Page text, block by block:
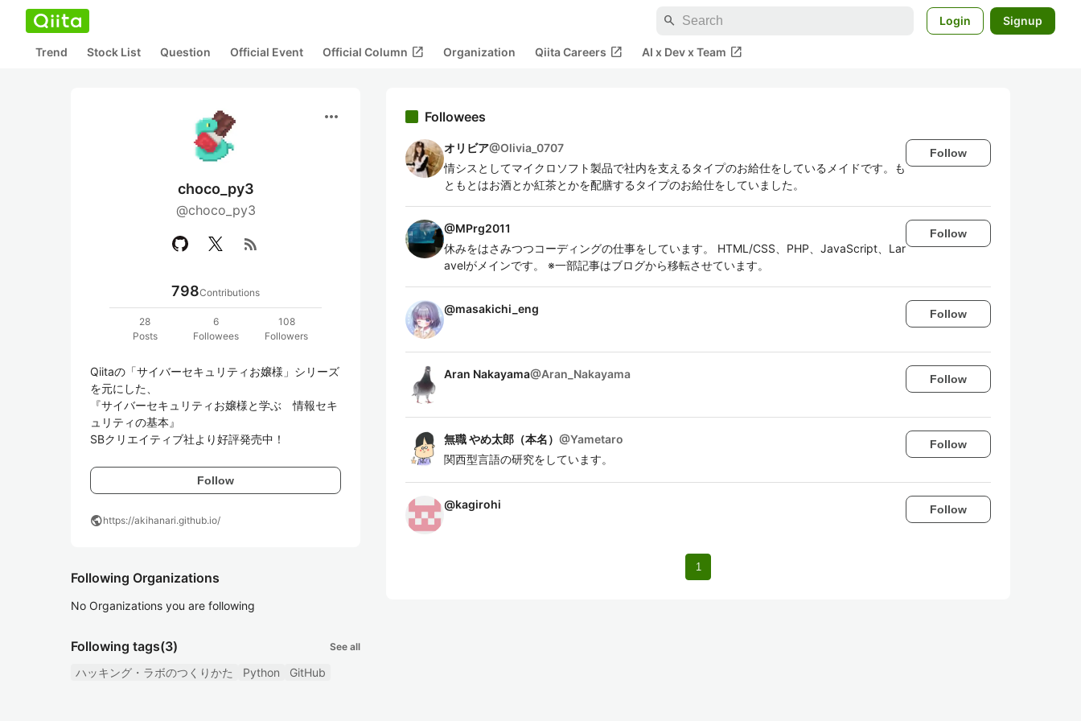
search Login Signup
Trend Stock List Question Official Event Official Column open_in_new Organization Qiita Careers open_in_new AI x Dev x Team open_in_new
more_horiz
choco_py3
@choco_py3
rss_feed
798Contributions
28
Posts
6
Followees
108
Followers
Qiitaの「サイバーセキュリティお嬢様」シリーズ
を元にした、
『サイバーセキュリティお嬢様と学ぶ　情報セキ
ュリティの基本』
SBクリエイティブ社より好評発売中！
Follow
publichttps://akihanari.github.io/
Following Organizations
No Organizations you are following
Following tags(3) See all
ハッキング・ラボのつくりかた Python GitHub
Followees
オリビア@Olivia_0707
情シスとしてマイクロソフト製品で社内を支えるタイプのお給仕をしているメイドです。も
ともとはお酒とか紅茶とかを配膳するタイプのお給仕をしていました。
Follow
@MPrg2011
休みをはさみつつコーディングの仕事をしています。 HTML/CSS、PHP、JavaScript、Lar
avelがメインです。 ※一部記事はブログから移転させています。
Follow
@masakichi_eng Follow
Aran Nakayama@Aran_Nakayama Follow
無職 やめ太郎（本名） @Yametaro
関西型言語の研究をしています。
Follow
@kagirohi Follow
1